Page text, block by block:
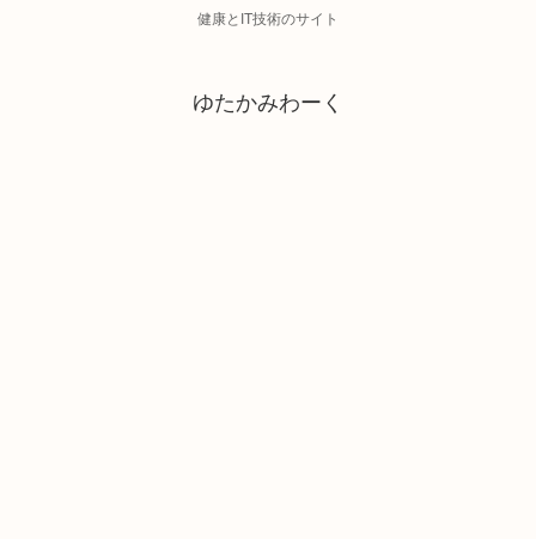
健康とIT技術のサイト
ゆたかみわーく